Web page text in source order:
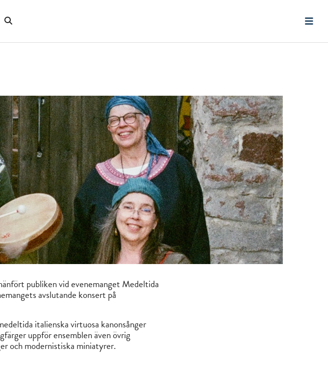
Sök
publiken vid evenemanget Medeltida
avslutande konsert på
italienska virtuosa kanonsånger
uppför ensemblen även övrig
och modernistiska miniatyrer.